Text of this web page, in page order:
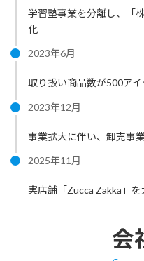
学習塾事業を分離し、「
化
2023年6月
取り扱い商品数が500ア
2023年12月
事業拡大に伴い、卸売事
2025年11月
実店舗「Zucca Zakka」
会